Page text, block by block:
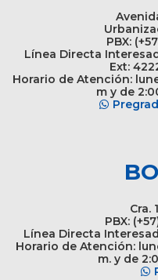
PBX:
Línea Directa
Ext:
Horario de Atención:
m y de
Cra.
PBX:
Línea Directa
Horario de Atención:
m. y de